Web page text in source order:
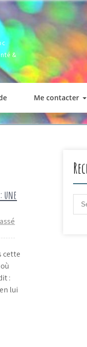
&
Me contacter
une
cette
:
lui